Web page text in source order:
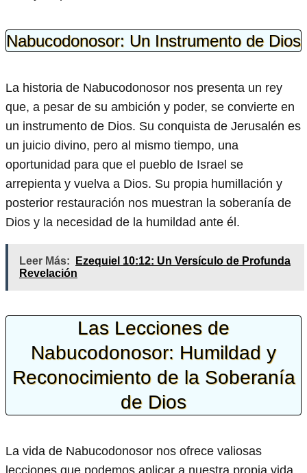
Nabucodonosor: Un Instrumento de Dios
La historia de Nabucodonosor nos presenta un rey
que, a pesar de su ambición y poder, se convierte en
un instrumento de Dios. Su conquista de Jerusalén es
un juicio divino, pero al mismo tiempo, una
oportunidad para que el pueblo de Israel se
arrepienta y vuelva a Dios. Su propia humillación y
posterior restauración nos muestran la soberanía de
Dios y la necesidad de la humildad ante él.
Leer Más:
Ezequiel 10:12: Un Versículo de Profunda
Revelación
Las Lecciones de
Nabucodonosor: Humildad y
Reconocimiento de la Soberanía
de Dios
La vida de Nabucodonosor nos ofrece valiosas
lecciones que podemos aplicar a nuestra propia vida.